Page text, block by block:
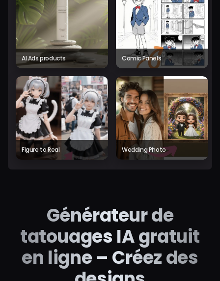
AI Ads products Comic Panels
Figure to Real Wedding Photo
Générateur de
tatouages IA gratuit
en ligne – Créez des